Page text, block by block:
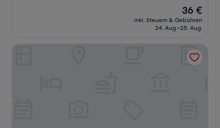
Bewertungen)
Der
Preis
beträgt
36 €
inkl. Steuern & Gebühren
24. Aug.–25. Aug.